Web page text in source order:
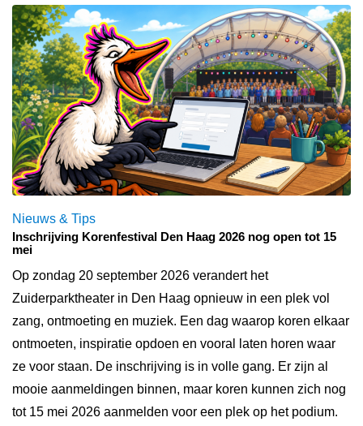
Nieuws & Tips
Inschrijving Korenfestival Den Haag 2026 nog open tot 15
mei
Op zondag 20 september 2026 verandert het
Zuiderparktheater in Den Haag opnieuw in een plek vol
zang, ontmoeting en muziek. Een dag waarop koren elkaar
ontmoeten, inspiratie opdoen en vooral laten horen waar
ze voor staan. De inschrijving is in volle gang. Er zijn al
mooie aanmeldingen binnen, maar koren kunnen zich nog
tot 15 mei 2026 aanmelden voor een plek op het podium.